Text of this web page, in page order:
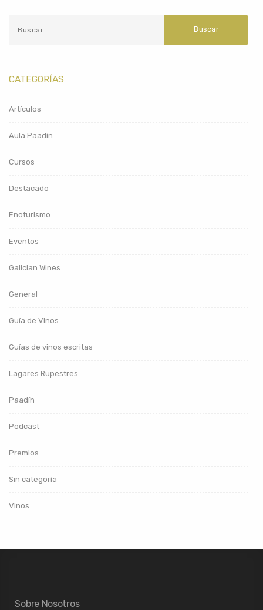
CATEGORÍAS
Artículos
Aula Paadín
Cursos
Destacado
Enoturismo
Eventos
Galician Wines
General
Guía de Vinos
Guías de vinos escritas
Lagares Rupestres
Paadín
Podcast
Premios
Sin categoría
Vinos
Sobre Nosotros